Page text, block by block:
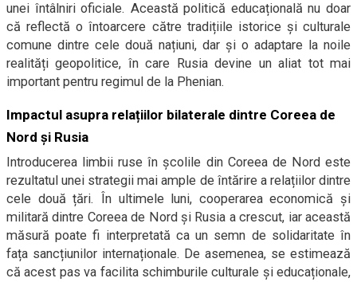
unei întâlniri oficiale. Această politică educațională nu doar
că reflectă o întoarcere către tradițiile istorice și culturale
comune dintre cele două națiuni, dar și o adaptare la noile
realități geopolitice, în care Rusia devine un aliat tot mai
important pentru regimul de la Phenian.
Impactul asupra relațiilor bilaterale dintre Coreea de
Nord și Rusia
Introducerea limbii ruse în școlile din Coreea de Nord este
rezultatul unei strategii mai ample de întărire a relațiilor dintre
cele două țări. În ultimele luni, cooperarea economică și
militară dintre Coreea de Nord și Rusia a crescut, iar această
măsură poate fi interpretată ca un semn de solidaritate în
fața sancțiunilor internaționale. De asemenea, se estimează
că acest pas va facilita schimburile culturale și educaționale,